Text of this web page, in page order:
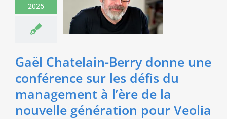
2025
management à l’ère de
la nouvelle génération
pour Veolia
Gaël Chatelain-Berry donne une
conférence sur les défis du
management à l’ère de la
nouvelle génération pour Veolia